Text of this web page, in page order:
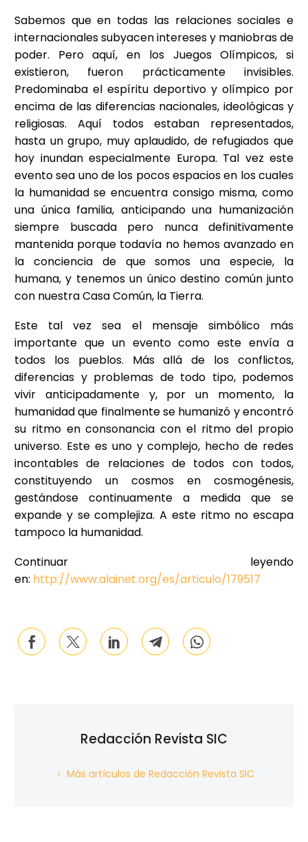
Sabemos que en todas las relaciones sociales e
internacionales subyacen intereses y maniobras de
poder. Pero aquí, en los Juegos Olímpicos, si
existieron, fueron prácticamente invisibles.
Predominaba el espíritu deportivo y olímpico por
encima de las diferencias nacionales, ideológicas y
religiosas. Aquí todos estaban representados,
hasta un grupo, muy aplaudido, de refugiados que
hoy inundan especialmente Europa. Tal vez este
evento sea uno de los pocos espacios en los cuales
la humanidad se encuentra consigo misma, como
una única familia, anticipando una humanización
siempre buscada pero nunca definitivamente
mantenida porque todavía no hemos avanzado en
la conciencia de que somos una especie, la
humana, y tenemos un único destino común junto
con nuestra Casa Común, la Tierra.
Este tal vez sea el mensaje simbólico más
importante que un evento como este envía a
todos los pueblos. Más allá de los conflictos,
diferencias y problemas de todo tipo, podemos
vivir anticipadamente y, por un momento, la
humanidad que finalmente se humanizó y encontró
su ritmo en consonancia con el ritmo del propio
universo. Este es uno y complejo, hecho de redes
incontables de relaciones de todos con todos,
constituyendo un cosmos en cosmogénesis,
gestándose continuamente a medida que se
expande y se complejiza. A este ritmo no escapa
tampoco la humanidad.
Continuar leyendo
en: http://www.alainet.org/es/articulo/179517
Redacción Revista SIC
Más artículos de Redacción Revista SIC